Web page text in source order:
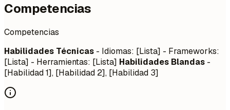
Competencias
Competencias
Habilidades Técnicas - Idiomas: [Lista] - Frameworks:
[Lista] - Herramientas: [Lista] Habilidades Blandas -
[Habilidad 1], [Habilidad 2], [Habilidad 3]